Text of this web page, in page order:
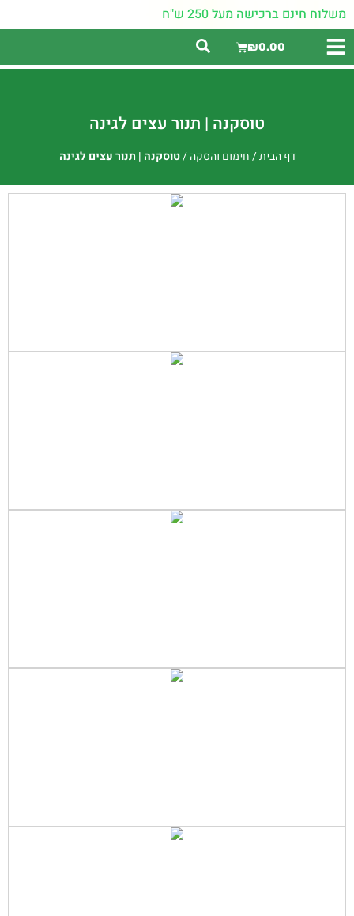
משלוח חינם ברכישה מעל 250 ש"ח
₪0.00
טוסקנה | תנור עצים לגינה
דף הבית/חימום והסקה/טוסקנה | תנור עצים לגינה